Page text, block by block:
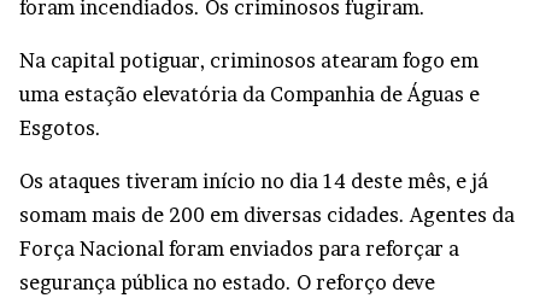
foram incendiados. Os criminosos fugiram.
Na capital potiguar, criminosos atearam fogo em
uma estação elevatória da Companhia de Águas e
Esgotos.
Os ataques tiveram início no dia 14 deste mês, e já
somam mais de 200 em diversas cidades. Agentes da
Força Nacional foram enviados para reforçar a
segurança pública no estado. O reforço deve